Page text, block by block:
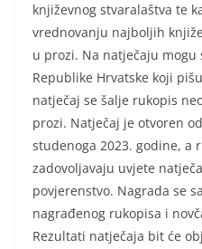
književnog stvaralaštva te
vrednovanju najboljih
u prozi. Na natječaju
Republike Hrvatske koji
natječaj se šalje rukopis
prozi. Natječaj je otvoren
studenoga 2023. godine, a
zadovoljavaju uvjete
povjerenstvo. Nagrada se
nagrađenog rukopisa i
Rezultati natječaja bit će